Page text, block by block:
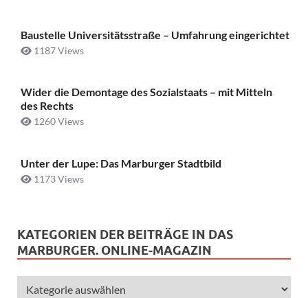
Baustelle Universitätsstraße ­– Umfahrung eingerichtet
1187 Views
Wider die Demontage des Sozialstaats – mit Mitteln
des Rechts
1260 Views
Unter der Lupe: Das Marburger Stadtbild
1173 Views
KATEGORIEN DER BEITRÄGE IN DAS
MARBURGER. ONLINE-MAGAZIN